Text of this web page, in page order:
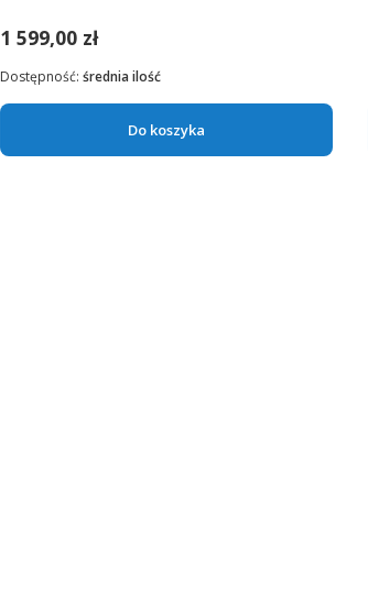
1 599,00 zł
Do koszyka
Dostępność:średnia ilość